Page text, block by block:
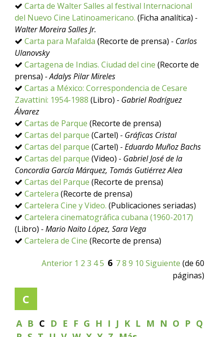
Carta de Walter Salles al festival Internacional
del Nuevo Cine Latinoamericano. (Ficha analítica) -
Walter Moreira Salles Jr.
Carta para Mafalda (Recorte de prensa) - Carlos
Ulanovsky
Cartagena de Indias. Ciudad del cine (Recorte de
prensa) - Adalys Pilar Mireles
Cartas a México: Correspondencia de Cesare
Zavattini: 1954-1988 (Libro) - Gabriel Rodríguez
Álvarez
Cartas de Parque (Recorte de prensa)
Cartas del parque (Cartel) - Gráficas Cristal
Cartas del parque (Cartel) - Eduardo Muñoz Bachs
Cartas del parque (Video) - Gabriel José de la
Concordia García Márquez, Tomás Gutiérrez Alea
Cartas del Parque (Recorte de prensa)
Cartelera (Recorte de prensa)
Cartelera Cine y Video. (Publicaciones seriadas)
Cartelera cinematográfica cubana (1960-2017)
(Libro) - Mario Naito López, Sara Vega
Cartelera de Cine (Recorte de prensa)
Anterior 1 2 3 45 6 78 9 10 Siguiente (de 60
páginas)
C
A B C D E F G H I J K L M N O P Q